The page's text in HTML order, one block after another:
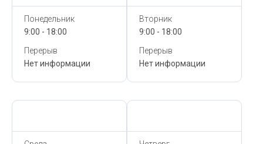
Понедельник
9:00 - 18:00
Перерыв
Нет информации
Вторник
9:00 - 18:00
Перерыв
Нет информации